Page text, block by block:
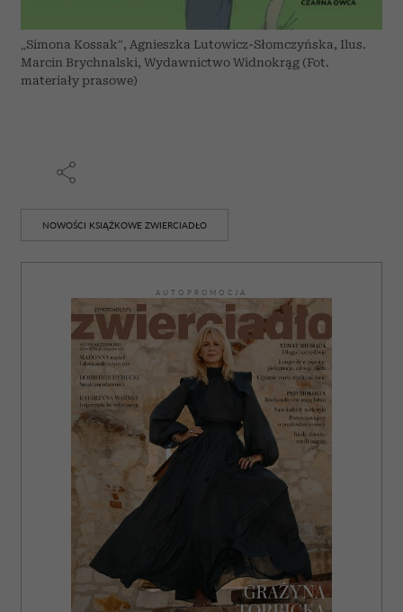
„Simona Kossak”, Agnieszka Lutowicz-Słomczyńska, Ilus.
Marcin Brychnalski, Wydawnictwo Widnokrąg (Fot.
materiały prasowe)
NOWOŚCI KSIĄŻKOWE ZWIERCIADŁO
AUTOPROMOCJA